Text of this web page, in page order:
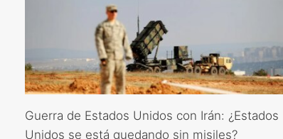
Guerra de Estados Unidos con Irán: ¿Estados
Unidos se está quedando sin misiles?